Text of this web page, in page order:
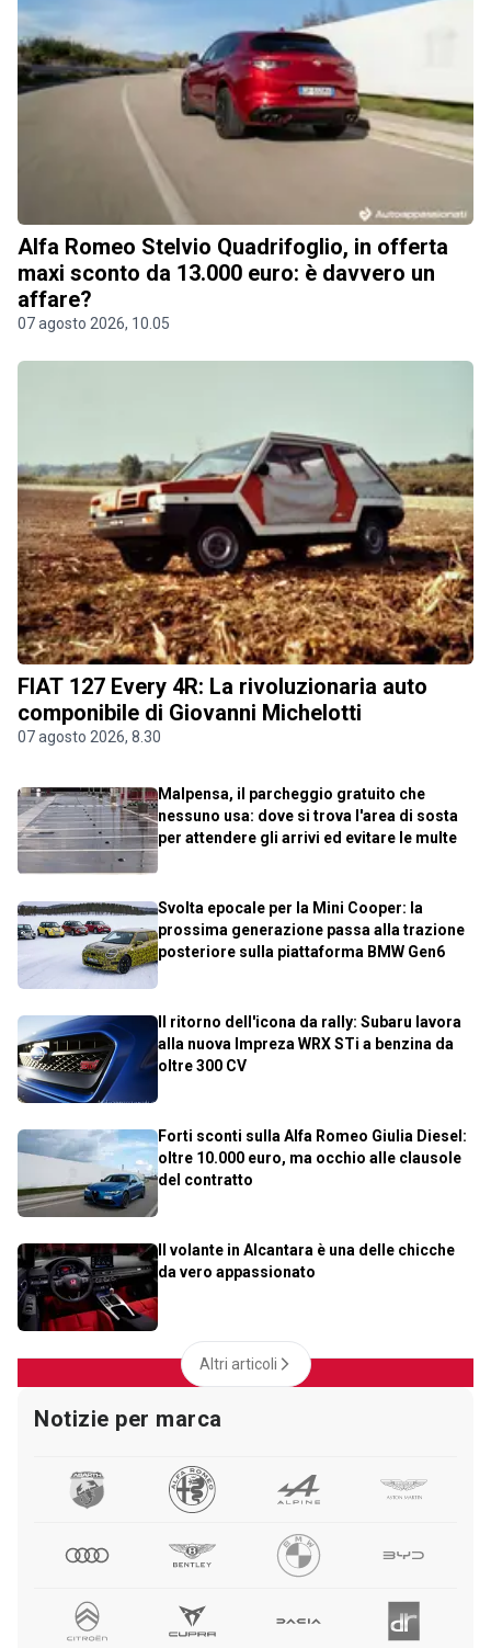
Alfa Romeo Stelvio Quadrifoglio, in offerta
maxi sconto da 13.000 euro: è davvero un
affare?
07 agosto 2026, 10.05
FIAT 127 Every 4R: La rivoluzionaria auto
componibile di Giovanni Michelotti
07 agosto 2026, 8.30
Malpensa, il parcheggio gratuito che
nessuno usa: dove si trova l'area di sosta
per attendere gli arrivi ed evitare le multe
Svolta epocale per la Mini Cooper: la
prossima generazione passa alla trazione
posteriore sulla piattaforma BMW Gen6
Il ritorno dell'icona da rally: Subaru lavora
alla nuova Impreza WRX STi a benzina da
oltre 300 CV
Forti sconti sulla Alfa Romeo Giulia Diesel:
oltre 10.000 euro, ma occhio alle clausole
del contratto
Il volante in Alcantara è una delle chicche
da vero appassionato
Altri articoli
Notizie per marca